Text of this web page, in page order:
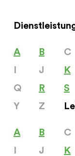
A B C
J K
Q
R S
Y
Z
A B C
J K